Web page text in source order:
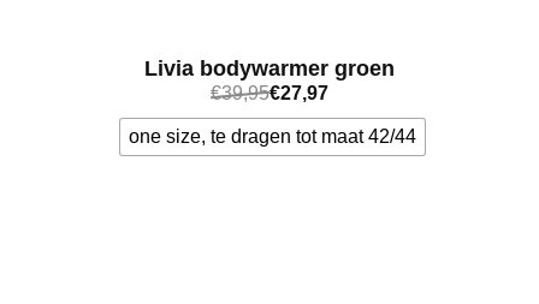
Livia bodywarmer groen
€39,95€27,97
one size, te dragen tot maat 42/44